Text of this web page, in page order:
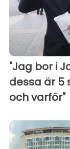
"Jag bor i
dessa är 5
och varför"